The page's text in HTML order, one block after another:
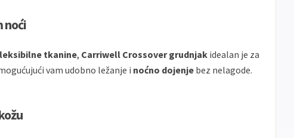
noći
tkanine, Carriwell Crossover grudnjak idealan je za
vam udobno ležanje i noćno dojenje bez nelagode.